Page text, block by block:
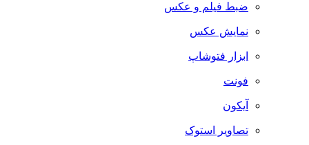
ضبط فيلم و عكس
نمایش عکس
ابزار فتوشاپ
فونت
آیکون
تصاویر استوک